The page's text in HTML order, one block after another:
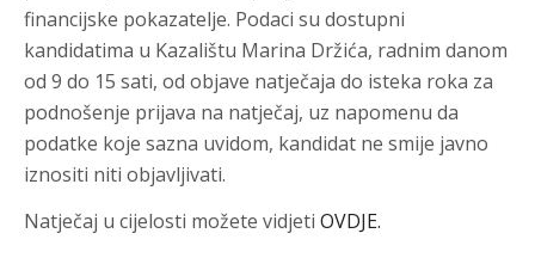
financijske pokazatelje. Podaci su dostupni
kandidatima u Kazalištu Marina Držića, radnim danom
od 9 do 15 sati, od objave natječaja do isteka roka za
podnošenje prijava na natječaj, uz napomenu da
podatke koje sazna uvidom, kandidat ne smije javno
iznositi niti objavljivati.
Natječaj u cijelosti možete vidjeti OVDJE.